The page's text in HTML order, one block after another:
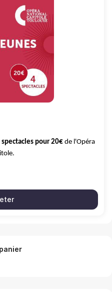
spectacles pour 20€de l'Opéra